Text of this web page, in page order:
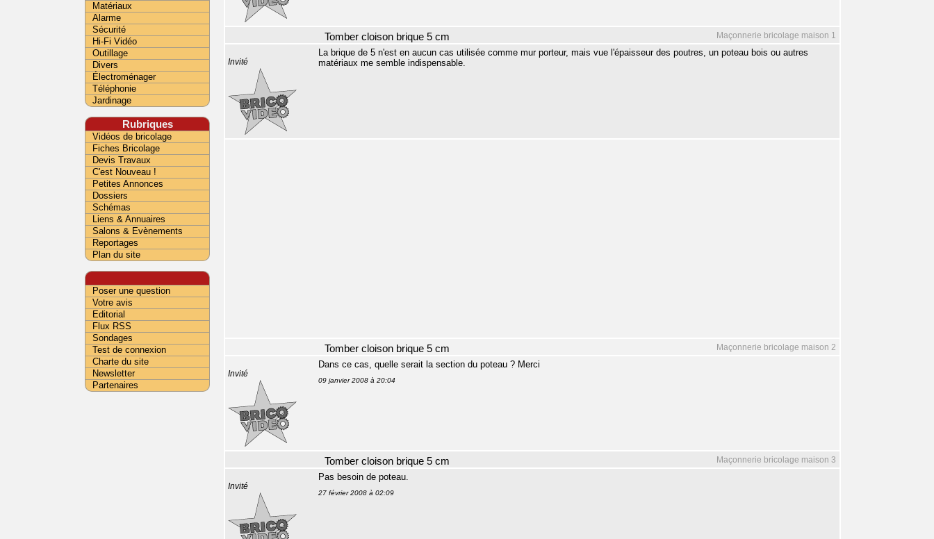
Maçonnerie bricolage maison 1
Tomber cloison brique 5 cm
Invité
La brique de 5 n'est en aucun cas utilisée comme mur porteur, mais vue l'épaisseur des poutres, un poteau bois ou autres
matériaux me semble indispensable.
Maçonnerie bricolage maison 2
Tomber cloison brique 5 cm
Invité
Dans ce cas, quelle serait la section du poteau ? Merci
09 janvier 2008 à 20:04
Maçonnerie bricolage maison 3
Tomber cloison brique 5 cm
Invité
Pas besoin de poteau.
27 février 2008 à 02:09
Matériaux
Alarme
Sécurité
Hi-Fi Vidéo
Outillage
Divers
Électroménager
Téléphonie
Jardinage
Rubriques
Vidéos de bricolage
Fiches Bricolage
Devis Travaux
C'est Nouveau !
Petites Annonces
Dossiers
Schémas
Liens & Annuaires
Salons & Evènements
Reportages
Plan du site
Poser une question
Votre avis
Editorial
Flux RSS
Sondages
Test de connexion
Charte du site
Newsletter
Partenaires